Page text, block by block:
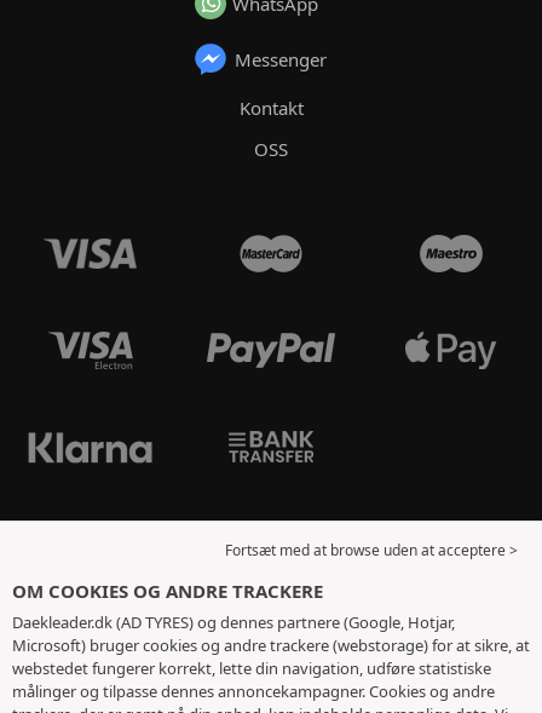
Messenger
Kontakt
OSS
Fortsæt med at browse uden at acceptere >
OM COOKIES OG ANDRE TRACKERE
Daekleader.dk (AD TYRES) og dennes partnere (Google, Hotjar,
Microsoft) bruger cookies og andre trackere (webstorage) for at sikre, at
webstedet fungerer korrekt, lette din navigation, udføre statistiske
målinger og tilpasse dennes annoncekampagner. Cookies og andre